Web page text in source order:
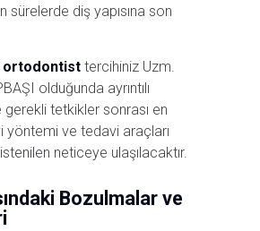
sürelerde diş yapısına son
ortodontist tercihiniz Uzm.
olduğunda ayrıntılı
tetkikler sonrası en
yöntemi ve tedavi araçları
neticeye ulaşılacaktır.
Bozulmalar ve